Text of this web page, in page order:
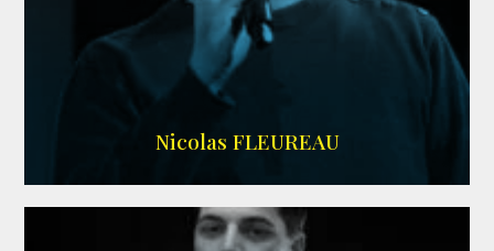
Nicolas FLEUREAU